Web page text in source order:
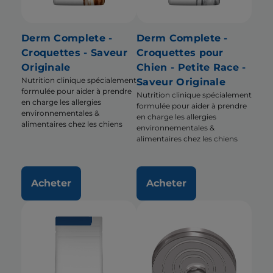
Derm Complete -
Croquettes - Saveur
Originale
Nutrition clinique spécialement
formulée pour aider à prendre
en charge les allergies
environnementales &
alimentaires chez les chiens
Acheter
Derm Complete -
Croquettes pour
Chien - Petite Race -
Saveur Originale
Nutrition clinique spécialement
formulée pour aider à prendre
en charge les allergies
environnementales &
alimentaires chez les chiens
Acheter